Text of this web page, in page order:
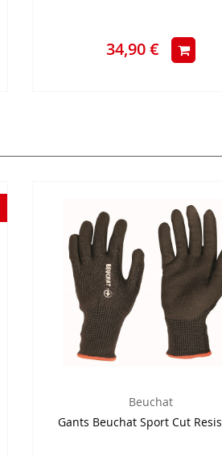
34,90 €
Beuchat
Gants Beuchat Sport Cut